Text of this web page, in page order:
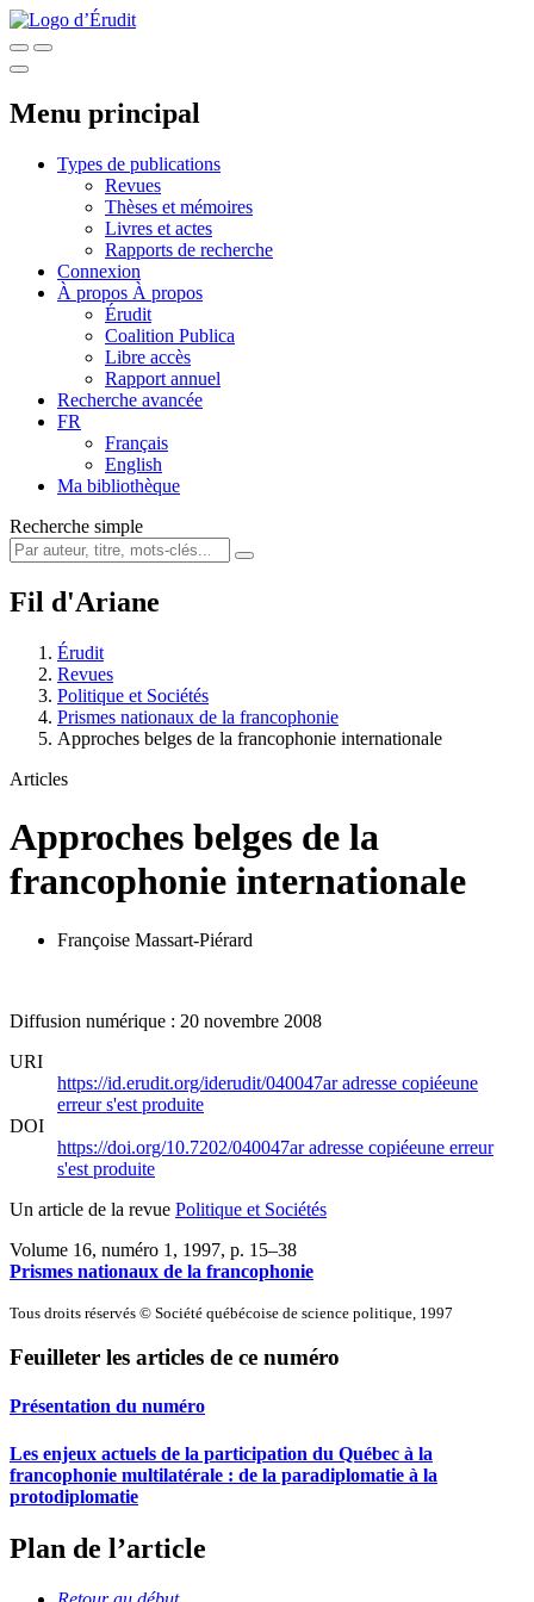
Menu principal
Types de publications
Revues
Thèses et mémoires
Livres et actes
Rapports de recherche
Connexion
À propos À propos
Érudit
Coalition Publica
Libre accès
Rapport annuel
Recherche avancée
FR
Français
English
Ma bibliothèque
Recherche simple
Fil d'Ariane
Érudit
Revues
Politique et Sociétés
Prismes nationaux de la francophonie
Approches belges de la francophonie internationale
Articles
Approches belges de la
francophonie internationale
Françoise Massart-Piérard
Diffusion numérique : 20 novembre 2008
URI
https://id.erudit.org/iderudit/040047aradresse copiéeune
erreur s'est produite
DOI
https://doi.org/10.7202/040047aradresse copiéeune erreur
s'est produite
Un article de la revue Politique et Sociétés
Volume 16, numéro 1, 1997, p. 15–38
Prismes nationaux de la francophonie
Tous droits réservés © Société québécoise de science politique, 1997
Feuilleter les articles de ce numéro
Présentation du numéro
Les enjeux actuels de la participation du Québec à la
francophonie multilatérale : de la paradiplomatie à la
protodiplomatie
Plan de l’article